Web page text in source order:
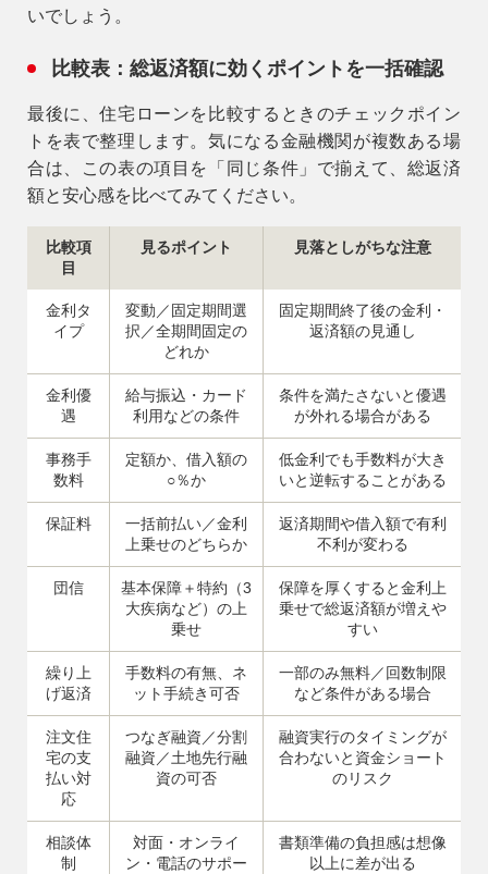
いでしょう。
比較表：総返済額に効くポイントを一括確認
最後に、住宅ローンを比較するときのチェックポイン
トを表で整理します。気になる金融機関が複数ある場
合は、この表の項目を「同じ条件」で揃えて、総返済
額と安心感を比べてみてください。
比較項
目
見るポイント 見落としがちな注意
金利タ
イプ
変動／固定期間選
択／全期間固定の
どれか
固定期間終了後の金利・
返済額の見通し
金利優
遇
給与振込・カード
利用などの条件
条件を満たさないと優遇
が外れる場合がある
事務手
数料
定額か、借入額の
○％か
低金利でも手数料が大き
いと逆転することがある
保証料
一括前払い／金利
上乗せのどちらか
返済期間や借入額で有利
不利が変わる
団信
基本保障＋特約（3
大疾病など）の上
乗せ
保障を厚くすると金利上
乗せで総返済額が増えや
すい
繰り上
げ返済
手数料の有無、ネ
ット手続き可否
一部のみ無料／回数制限
など条件がある場合
注文住
宅の支
払い対
応
つなぎ融資／分割
融資／土地先行融
資の可否
融資実行のタイミングが
合わないと資金ショート
のリスク
相談体
制
対面・オンライ
ン・電話のサポー
書類準備の負担感は想像
以上に差が出る